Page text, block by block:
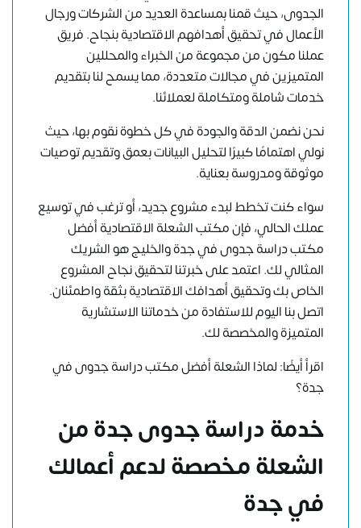
الجدوى، حيث قمنا بمساعدة العديد من الشركات ورجال
الأعمال في تحقيق أهدافهم الاقتصادية بنجاح. فريق
عملنا مكون من مجموعة من الخبراء والمحللين
المتميزين في مجالات متعددة، مما يسمح لنا بتقديم
خدمات شاملة ومتكاملة لعملائنا.
نحن نضمن الدقة والجودة في كل خطوة نقوم بها، حيث
نولي اهتمامًا كبيرًا لتحليل البيانات بعمق وتقديم توصيات
موثوقة ومدروسة بعناية.
سواء كنت تخطط لبدء مشروع جديد، أو ترغب في توسيع
عملك الحالي، فإن مكتب الشعلة الاقتصادية أفضل
مكتب دراسة جدوى في جدة والخليج هو الشريك
المثالي لك. اعتمد على خبرتنا لتحقيق نجاح المشروع
الخاص بك وتحقيق أهدافك الاقتصادية بثقة واطمئنان.
اتصل بنا اليوم للاستفادة من خدماتنا الاستشارية
المتميزة والمخصصة لك.
اقرأ أيضًا: لماذا الشعلة أفضل مكتب دراسة جدوى في
جدة؟
خدمة دراسة جدوى جدة من
الشعلة مخصصة لدعم أعمالك
في جدة